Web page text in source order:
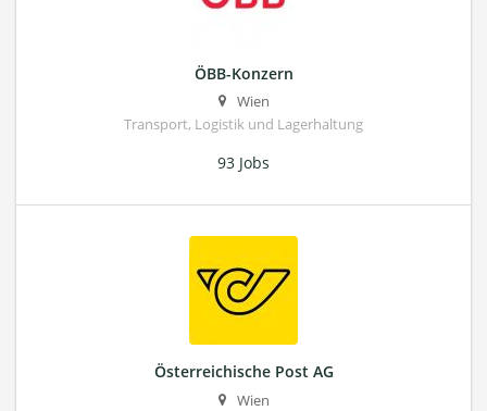
ÖBB-Konzern
Wien
Transport, Logistik und Lagerhaltung
93 Jobs
Österreichische Post AG
Wien